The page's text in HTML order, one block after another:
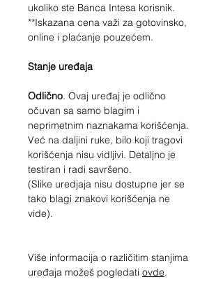
ukoliko ste Banca Intesa korisnik.
**Iskazana cena važi za gotovinsko,
online i plaćanje pouzećem.
Stanje uređaja
Odlično. Ovaj uređaj je odlično
očuvan sa samo blagim i
neprimetnim naznakama korišćenja.
Već na daljini ruke, bilo koji tragovi
korišćenja nisu vidljivi. Detaljno je
testiran i radi savršeno.
(Slike uredjaja nisu dostupne jer se
tako blagi znakovi korišćenja ne
vide).
Više informacija o različitim stanjima
uređaja možeš pogledati ovde.